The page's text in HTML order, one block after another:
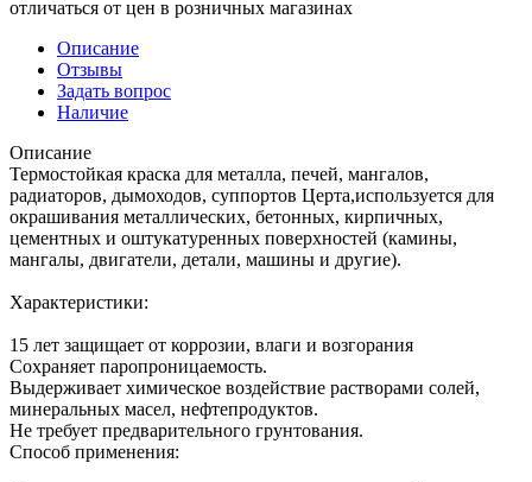
отличаться от цен в розничных магазинах
Описание
Отзывы
Задать вопрос
Наличие
Описание
Термостойкая краска для металла, печей, мангалов,
радиаторов, дымоходов, суппортов Церта,используется для
окрашивания металлических, бетонных, кирпичных,
цементных и оштукатуренных поверхностей (камины,
мангалы, двигатели, детали, машины и другие).
Характеристики:
15 лет защищает от коррозии, влаги и возгорания
Сохраняет паропроницаемость.
Выдерживает химическое воздействие растворами солей,
минеральных масел, нефтепродуктов.
Не требует предварительного грунтования.
Способ применения: